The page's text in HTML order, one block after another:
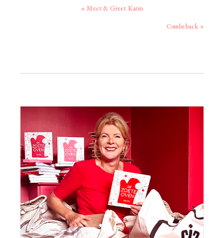
Vorig
« Meet & Greet Karin
Volgend
Combeback »